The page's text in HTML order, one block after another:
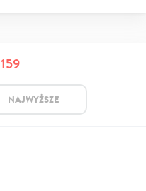
159
NAJWYŻSZE